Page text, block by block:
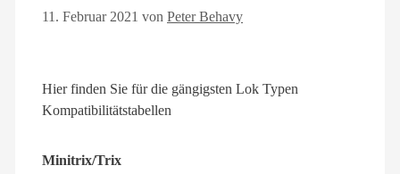
11. Februar 2021 von Peter Behavy
Hier finden Sie für die gängigsten Lok Typen
Kompatibilitätstabellen
Minitrix/Trix